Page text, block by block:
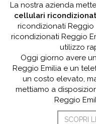
La nostra azienda
cellulari
ricondizionati Reggio
ricondizionati Reggio
utilizzo
Oggi giorno avere
Reggio Emilia e un
un costo elevato,
mettiamo a
Reggio
SCOPRI